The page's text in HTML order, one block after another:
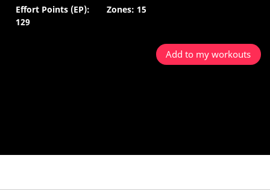
Effort Points (EP):
129
Zones: 15
Add to my workouts